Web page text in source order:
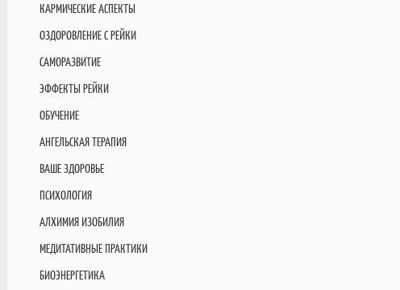
КАРМИЧЕСКИЕ АСПЕКТЫ
ОЗДОРОВЛЕНИЕ С РЕЙКИ
САМОРАЗВИТИЕ
ЭФФЕКТЫ РЕЙКИ
ОБУЧЕНИЕ
АНГЕЛЬСКАЯ ТЕРАПИЯ
ВАШЕ ЗДОРОВЬЕ
ПСИХОЛОГИЯ
АЛХИМИЯ ИЗОБИЛИЯ
МЕДИТАТИВНЫЕ ПРАКТИКИ
БИОЭНЕРГЕТИКА